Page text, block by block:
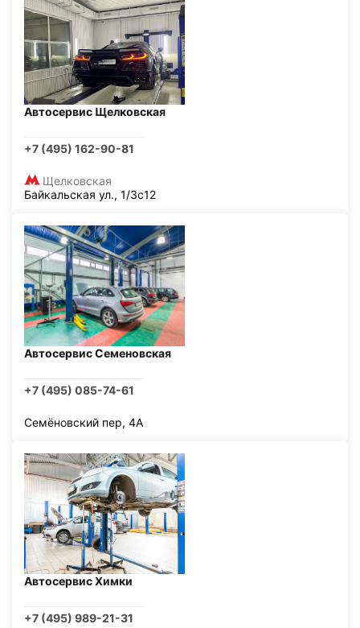
Автосервис Щелковская
+7 (495) 162-90-81
Щелковская
Байкальская ул., 1/3с12
Автосервис Семеновская
+7 (495) 085-74-61
Семёновский пер, 4А
Автосервис Химки
+7 (495) 989-21-31